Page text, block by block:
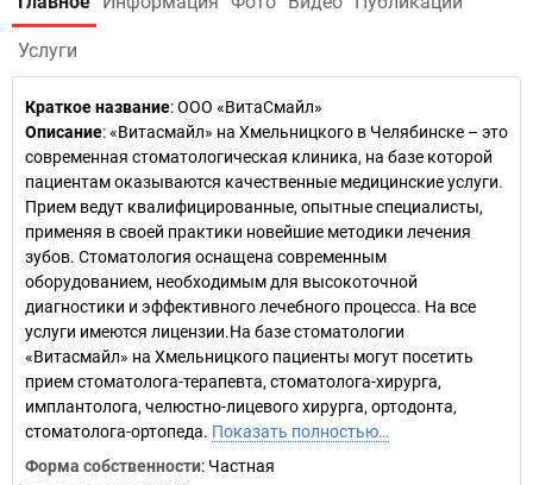
Услуги
Краткое название:ООО «ВитаСмайл»
Описание: «Витасмайл» на Хмельницкого в Челябинске – это
современная стоматологическая клиника, на базе которой
пациентам оказываются качественные медицинские услуги.
Прием ведут квалифицированные, опытные специалисты,
применяя в своей практики новейшие методики лечения
зубов. Стоматология оснащена современным
оборудованием, необходимым для высокоточной
диагностики и эффективного лечебного процесса. На все
услуги имеются лицензии.На базе стоматологии
«Витасмайл» на Хмельницкого пациенты могут посетить
прием стоматолога-терапевта, стоматолога-хирурга,
имплантолога, челюстно-лицевого хирурга, ортодонта,
стоматолога-ортопеда. Показать полностью…
Форма собственности: Частная